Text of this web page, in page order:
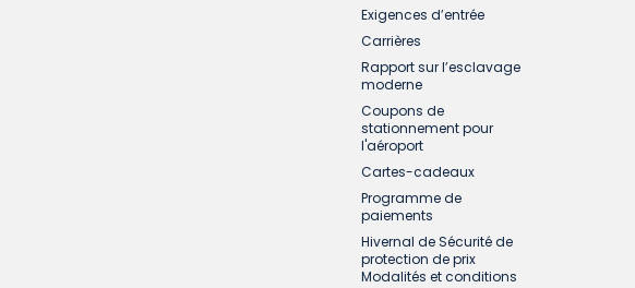
Exigences d’entrée
Carrières
Rapport sur l’esclavage
moderne
Coupons de
stationnement pour
l'aéroport
Cartes-cadeaux
Programme de
paiements
Hivernal de Sécurité de
protection de prix
Modalités et conditions